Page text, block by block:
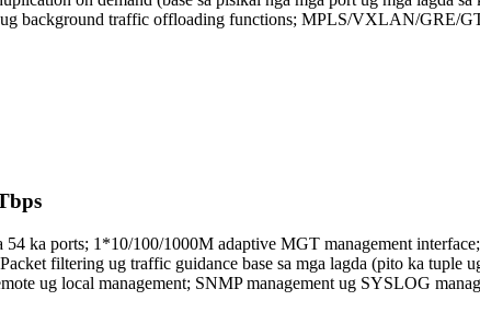
background traffic offloading functions; MPLS/VXLAN/GRE/
ka ports; 1*10/100/1000M adaptive MGT management
filtering ug traffic guidance base sa mga lagda (pito ka tuple
ug local management; SNMP management ug SYSLOG